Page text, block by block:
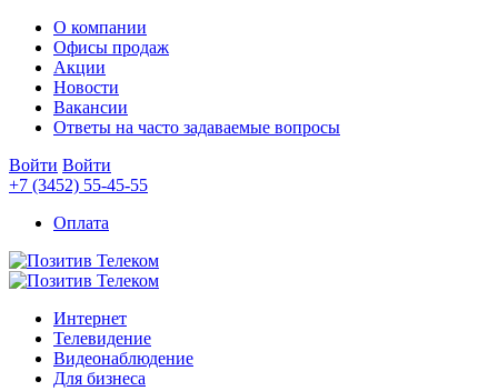
О компании
Офисы продаж
Акции
Новости
Вакансии
Ответы на часто задаваемые вопросы
Войти Войти
+7 (3452) 55-45-55
Оплата
Интернет
Телевидение
Видеонаблюдение
Для бизнеса